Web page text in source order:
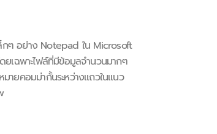
กๆ อย่าง Notepad ใน Microsoft
เฉพาะไฟล์ที่มีข้อมูลจำนวนมากๆ
ายคอมม่ากั้นระหว่างแถวในแนว